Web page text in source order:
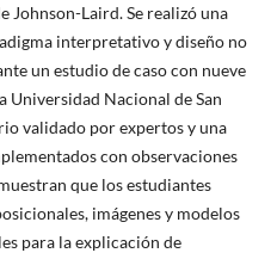
Johnson-Laird. Se realizó una
interpretativo y diseño no
un estudio de caso con nueve
Universidad Nacional de San
validado por expertos y una
con observaciones
que los estudiantes
imágenes y modelos
para la explicación de